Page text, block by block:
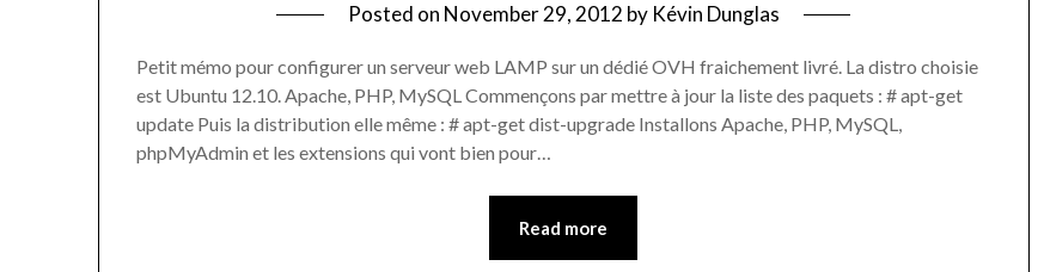
Posted on November 29, 2012 by Kévin Dunglas
Petit mémo pour configurer un serveur web LAMP sur un dédié OVH fraichement livré. La distro choisie
est Ubuntu 12.10. Apache, PHP, MySQL Commençons par mettre à jour la liste des paquets : # apt-get
update Puis la distribution elle même : # apt-get dist-upgrade Installons Apache, PHP, MySQL,
phpMyAdmin et les extensions qui vont bien pour…
Read more